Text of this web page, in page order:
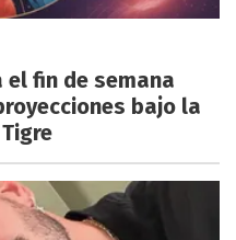
el fin de semana
bajo la